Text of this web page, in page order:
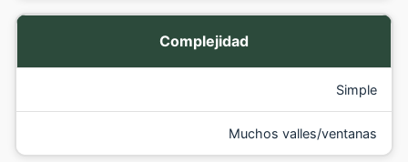
Complejidad
Simple
Muchos valles/ventanas